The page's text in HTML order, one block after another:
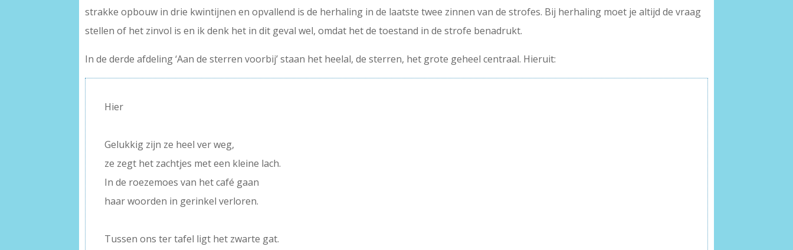
strakke opbouw in drie kwintijnen en opvallend is de herhaling in de laatste twee zinnen van de strofes. Bij herhaling moet je altijd de vraag
stellen of het zinvol is en ik denk het in dit geval wel, omdat het de toestand in de strofe benadrukt.
In de derde afdeling ‘Aan de sterren voorbij’ staan het heelal, de sterren, het grote geheel centraal. Hieruit:
Hier
Gelukkig zijn ze heel ver weg,
ze zegt het zachtjes met een kleine lach.
In de roezemoes van het café gaan
haar woorden in gerinkel verloren.
Tussen ons ter tafel ligt het zwarte gat.